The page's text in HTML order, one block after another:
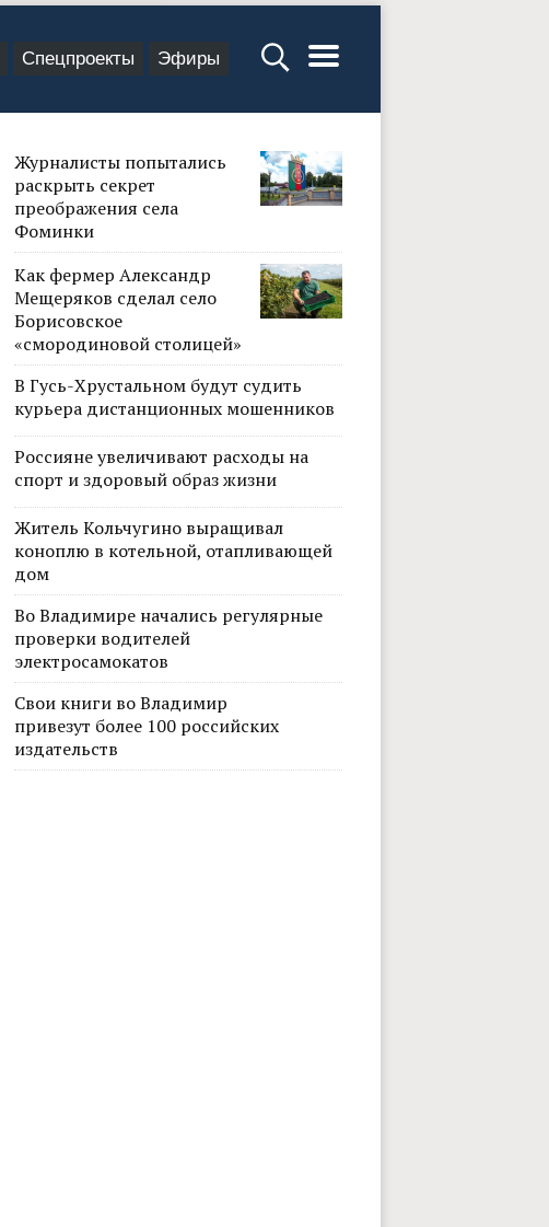
Спецпроекты Эфиры
Журналисты попытались
раскрыть секрет
преображения села
Фоминки
Как фермер Александр
Мещеряков сделал село
Борисовское
«смородиновой столицей»
В Гусь-Хрустальном будут судить
курьера дистанционных мошенников
Россияне увеличивают расходы на
спорт и здоровый образ жизни
Житель Кольчугино выращивал
коноплю в котельной, отапливающей
дом
Во Владимире начались регулярные
проверки водителей
электросамокатов
Свои книги во Владимир
привезут более 100 российских
издательств